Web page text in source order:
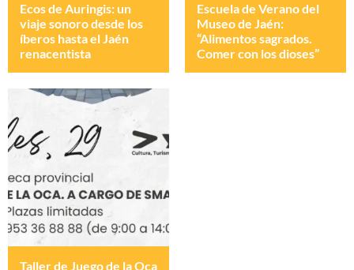
Ecos de Auringis: un
viaje sonoro desde los
íberos hasta el Jaén
renacentista
Escuela de Verano del
Museo de Jaén:
“Alimentos sagrados.
Comer con los dioses”
Taller de Juego de la Oca